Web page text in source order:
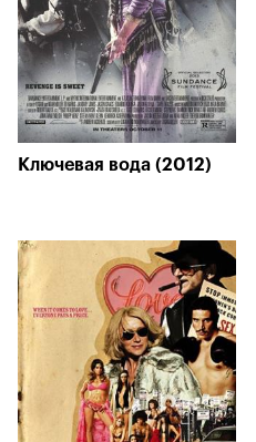
Ключевая вода (2012)